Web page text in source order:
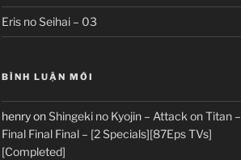
Eris no Seihai – 03
BÌNH LUẬN MỚI
henryonShingeki no Kyojin – Attack on Titan –
Final Final Final – [2 Specials][87Eps TVs]
[Completed]